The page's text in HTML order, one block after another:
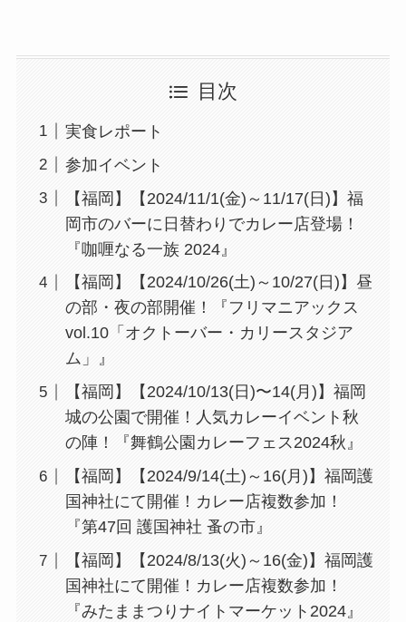
目次
実食レポート
参加イベント
【福岡】【2024/11/1(金)～11/17(日)】福
岡市のバーに日替わりでカレー店登場！
『咖喱なる一族 2024』
【福岡】【2024/10/26(土)～10/27(日)】昼
の部・夜の部開催！『フリマニアックス
vol.10「オクトーバー・カリースタジア
ム」』
【福岡】【2024/10/13(日)〜14(月)】福岡
城の公園で開催！人気カレーイベント秋
の陣！『舞鶴公園カレーフェス2024秋』
【福岡】【2024/9/14(土)～16(月)】福岡護
国神社にて開催！カレー店複数参加！
『第47回 護国神社 蚤の市』
【福岡】【2024/8/13(火)～16(金)】福岡護
国神社にて開催！カレー店複数参加！
『みたままつりナイトマーケット2024』